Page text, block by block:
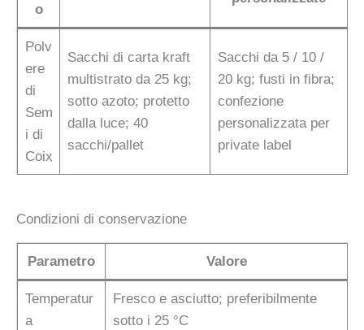
o
Polv
ere
di
Sem
i di
Coix
Sacchi di carta kraft
multistrato da 25 kg;
sotto azoto; protetto
dalla luce; 40
sacchi/pallet
Sacchi da 5 / 10 /
20 kg; fusti in fibra;
confezione
personalizzata per
private label
Condizioni di conservazione
Parametro Valore
Temperatur
a
Fresco e asciutto; preferibilmente
sotto i 25 °C